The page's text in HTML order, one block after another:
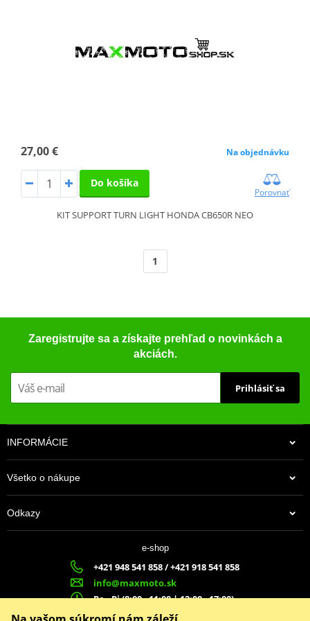
27,00 € Na objednávku
Do košíka
Porovnať
KIT SUPPORT TURN LIGHT HONDA CB650R NEO
1
Zaregistrujte sa a získajte prehľad o novinkách a
akciách.
Prihlásiť sa
INFORMÁCIE
Všetko o nákupe
Odkazy
e-shop
+421 948 541 858 / +421 918 541 858
info@maxmoto.sk
Po - Pi (8:00 - 11:00 | 12:00 - 17:00)
MAX MOTO s.r.o.